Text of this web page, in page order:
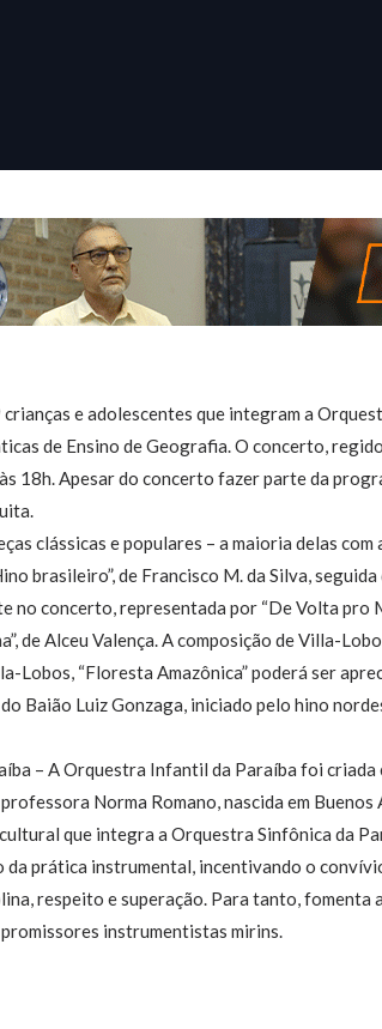
e adolescentes que integram a
de Ensino de Geografia. O concerto,
18h. Apesar do concerto fazer parte da
clássicas e populares – a maioria delas
brasileiro”, de Francisco M. da Silva,
no concerto, representada por “De Volta pro
de Alceu Valença. A composição de Villa-
Lobos, “Floresta Amazônica” poderá ser
Baião Luiz Gonzaga, iniciado pelo hino
– A Orquestra Infantil da Paraíba foi
Norma Romano, nascida em
que integra a Orquestra Sinfônica da
da prática instrumental, incentivando o
respeito e superação. Para tanto,
instrumentistas mirins.